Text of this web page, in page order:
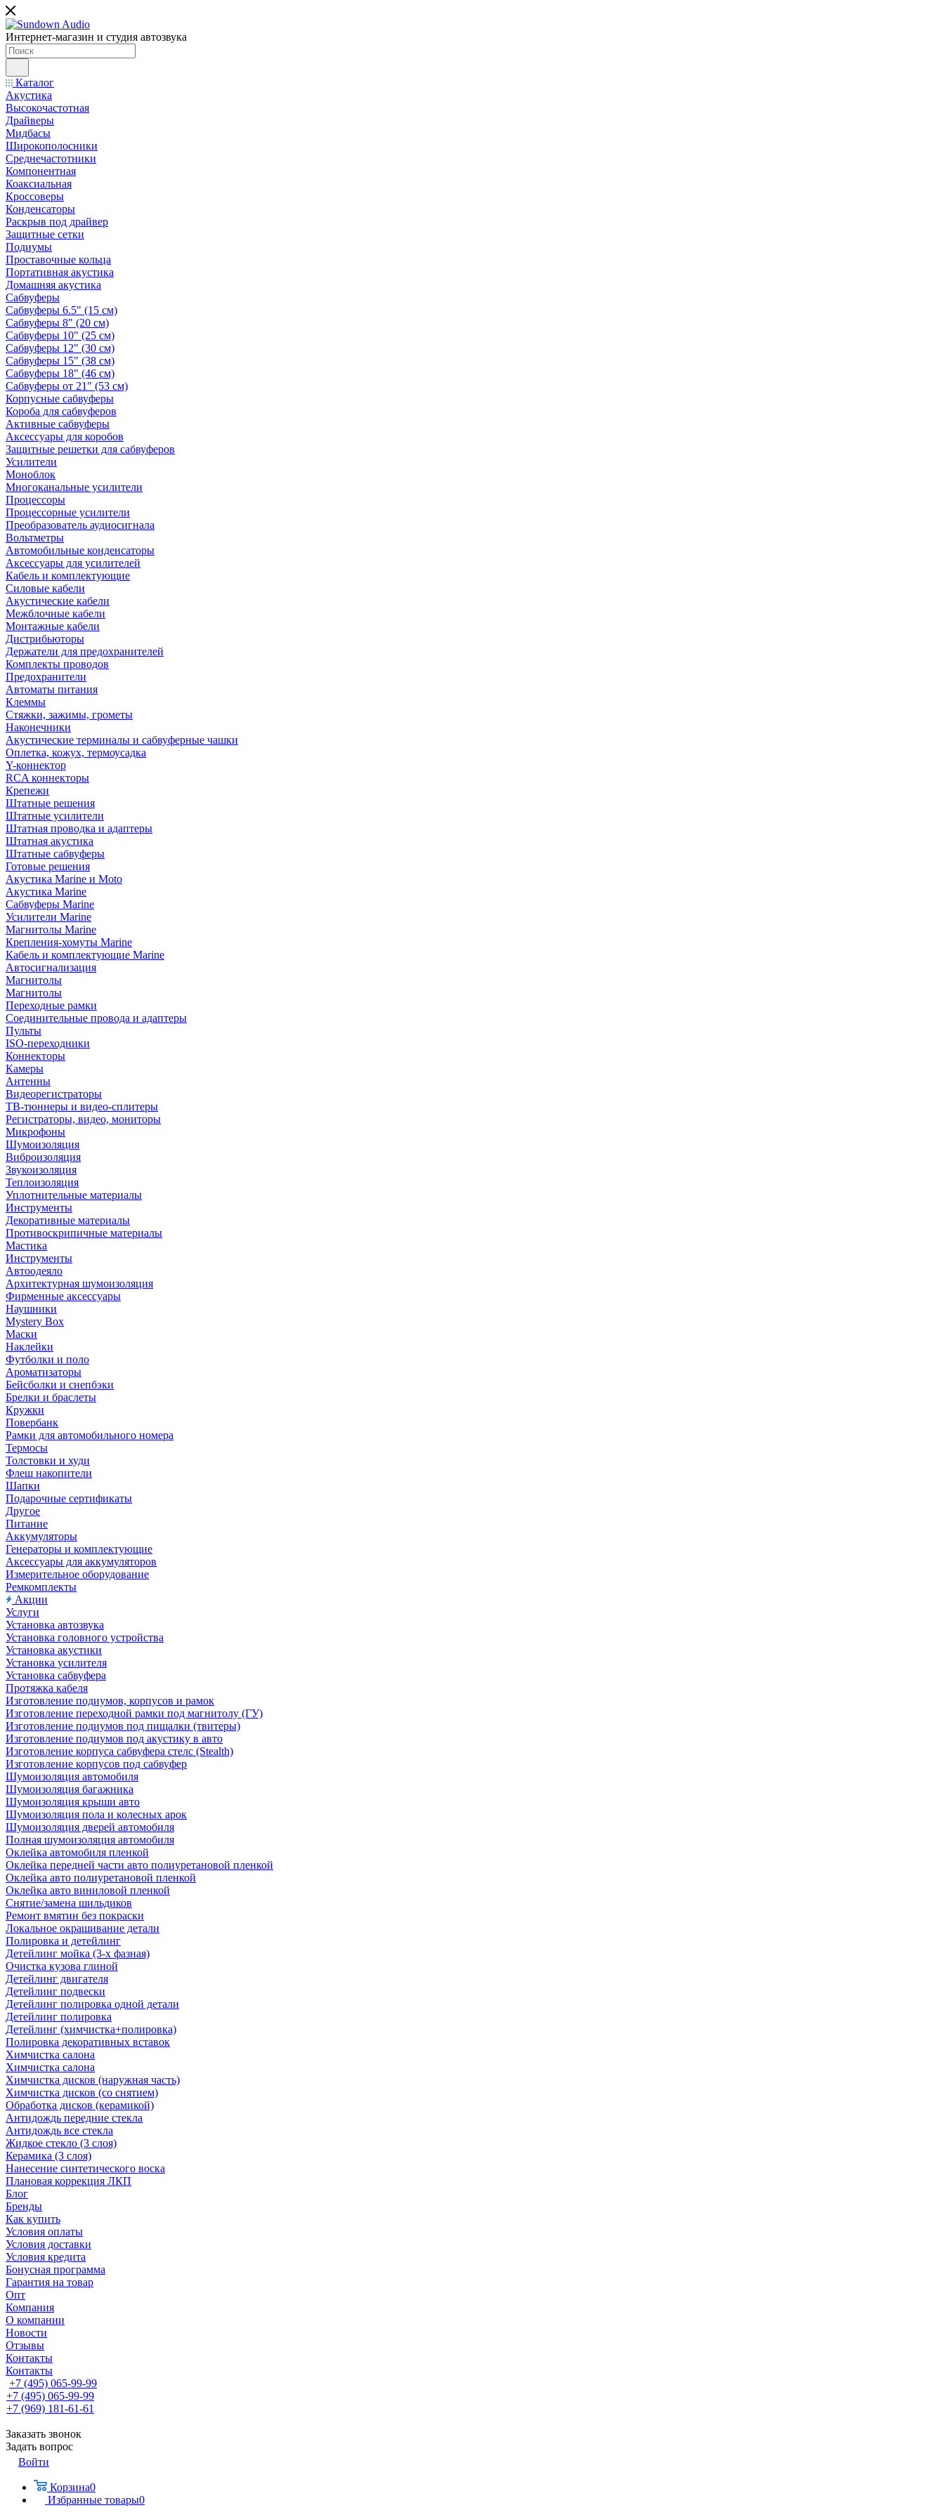
Интернет-магазин и студия автозвука
Каталог
Акустика
Высокочастотная
Драйверы
Мидбасы
Широкополосники
Среднечастотники
Компонентная
Коаксиальная
Кроссоверы
Конденсаторы
Раскрыв под драйвер
Защитные сетки
Подиумы
Проставочные кольца
Портативная акустика
Домашняя акустика
Сабвуферы
Сабвуферы 6.5" (15 см)
Сабвуферы 8" (20 см)
Сабвуферы 10" (25 см)
Сабвуферы 12" (30 см)
Сабвуферы 15" (38 см)
Сабвуферы 18" (46 см)
Сабвуферы от 21" (53 см)
Корпусные сабвуферы
Короба для сабвуферов
Активные сабвуферы
Аксессуары для коробов
Защитные решетки для сабвуферов
Усилители
Моноблок
Многоканальные усилители
Процессоры
Процессорные усилители
Преобразователь аудиосигнала
Вольтметры
Автомобильные конденсаторы
Аксессуары для усилителей
Кабель и комплектующие
Силовые кабели
Акустические кабели
Межблочные кабели
Монтажные кабели
Дистрибьюторы
Держатели для предохранителей
Комплекты проводов
Предохранители
Автоматы питания
Клеммы
Стяжки, зажимы, грометы
Наконечники
Акустические терминалы и сабвуферные чашки
Оплетка, кожух, термоусадка
Y-коннектор
RCA коннекторы
Крепежи
Штатные решения
Штатные усилители
Штатная проводка и адаптеры
Штатная акустика
Штатные сабвуферы
Готовые решения
Акустика Marine и Moto
Акустика Marine
Сабвуферы Marine
Усилители Marine
Магнитолы Marine
Крепления-хомуты Marine
Кабель и комплектующие Marine
Автосигнализация
Магнитолы
Магнитолы
Переходные рамки
Соединительные провода и адаптеры
Пульты
ISO-переходники
Коннекторы
Камеры
Антенны
Видеорегистраторы
ТВ-тюннеры и видео-сплитеры
Регистраторы, видео, мониторы
Микрофоны
Шумоизоляция
Виброизоляция
Звукоизоляция
Теплоизоляция
Уплотнительные материалы
Инструменты
Декоративные материалы
Противоскрипичные материалы
Мастика
Инструменты
Автоодеяло
Архитектурная шумоизоляция
Фирменные аксессуары
Наушники
Mystery Box
Маски
Наклейки
Футболки и поло
Ароматизаторы
Бейсболки и снепбэки
Брелки и браслеты
Кружки
Повербанк
Рамки для автомобильного номера
Термосы
Толстовки и худи
Флеш накопители
Шапки
Подарочные сертификаты
Другое
Питание
Аккумуляторы
Генераторы и комплектующие
Аксессуары для аккумуляторов
Измерительное оборудование
Ремкомплекты
Акции
Услуги
Установка автозвука
Установка головного устройства
Установка акустики
Установка усилителя
Установка сабвуфера
Протяжка кабеля
Изготовление подиумов, корпусов и рамок
Изготовление переходной рамки под магнитолу (ГУ)
Изготовление подиумов под пищалки (твитеры)
Изготовление подиумов под акустику в авто
Изготовление корпуса сабвуфера стелс (Stealth)
Изготовление корпусов под сабвуфер
Шумоизоляция автомобиля
Шумоизоляция багажника
Шумоизоляция крыши авто
Шумоизоляция пола и колесных арок
Шумоизоляция дверей автомобиля
Полная шумоизоляция автомобиля
Оклейка автомобиля пленкой
Оклейка передней части авто полиуретановой пленкой
Оклейка авто полиуретановой пленкой
Оклейка авто виниловой пленкой
Снятие/замена шильдиков
Ремонт вмятин без покраски
Локальное окрашивание детали
Полировка и детейлинг
Детейлинг мойка (3-х фазная)
Очистка кузова глиной
Детейлинг двигателя
Детейлинг подвески
Детейлинг полировка одной детали
Детейлинг полировка
Детейлинг (химчистка+полировка)
Полировка декоративных вставок
Химчистка салона
Химчистка салона
Химчистка дисков (наружная часть)
Химчистка дисков (со снятием)
Обработка дисков (керамикой)
Антидождь передние стекла
Антидождь все стекла
Жидкое стекло (3 слоя)
Керамика (3 слоя)
Нанесение синтетического воска
Плановая коррекция ЛКП
Блог
Бренды
Как купить
Условия оплаты
Условия доставки
Условия кредита
Бонусная программа
Гарантия на товар
Опт
Компания
О компании
Новости
Отзывы
Контакты
Контакты
+7 (495) 065-99-99
+7 (495) 065-99-99
+7 (969) 181-61-61
Заказать звонок
Задать вопрос
Войти
Корзина0
Избранные товары0